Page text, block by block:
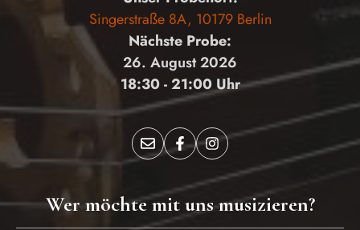
Singerstraße 8A, 10179 Berlin
Nächste Probe:
26. August 2026
18:30 - 21:00 Uhr
Wer möchte mit uns musizieren?